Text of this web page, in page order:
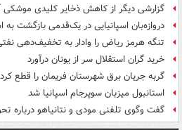
گزارشی دیگر از کاهش ذخایر کلیدی موشکی
دروازه‌بان اسپانیایی در یک‌قدمی بازگشت به
تنگه هرمز ریاض را وادار به تخفیف‌دهی
خرید گران استقلال سر از یونان درآورد
گربه جریان برق شهرستان فریمان را قطع کرد
استانبول میزبان سوپرجام اسپانیا شد
گفت وگوی تلفنی مودی و نتانیاهو درباره